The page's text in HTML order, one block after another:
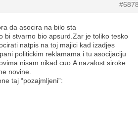
da asocira na bilo sta
bi stvarno bio apsurd.Zar je toliko tesko
natpis na toj majici kad izadjes
politickim reklamama i tu asocijaciju
nisam nikad cuo.A nazalost siroke
novine.
taj “pozajmljeni”: